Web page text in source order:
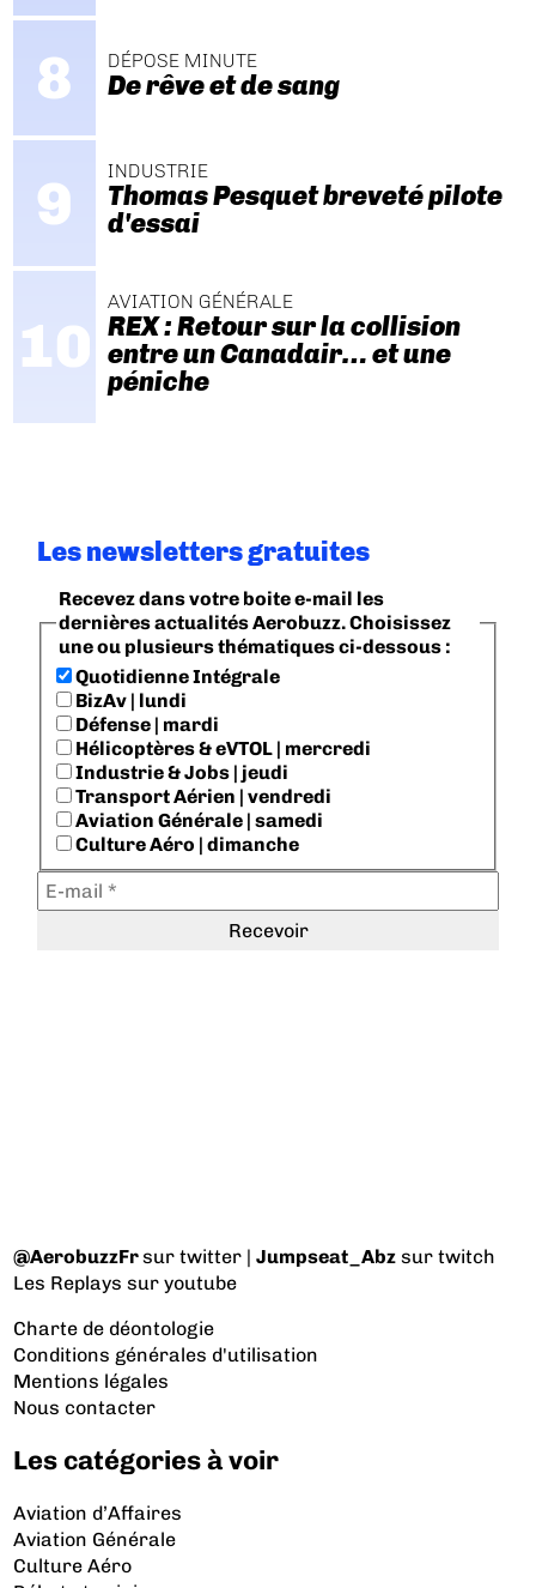
DÉPOSE MINUTE
De rêve et de sang
INDUSTRIE
Thomas Pesquet breveté pilote
d'essai
AVIATION GÉNÉRALE
REX : Retour sur la collision
entre un Canadair… et une
péniche
Les newsletters gratuites
Recevez dans votre boite e-mail les
dernières actualités Aerobuzz. Choisissez
une ou plusieurs thématiques ci-dessous :
Quotidienne Intégrale
BizAv | lundi
Défense | mardi
Hélicoptères & eVTOL | mercredi
Industrie & Jobs | jeudi
Transport Aérien | vendredi
Aviation Générale | samedi
Culture Aéro | dimanche
@AerobuzzFrsur twitter |Jumpseat_Abz sur twitch
Les Replays sur youtube
Charte de déontologie
Conditions générales d'utilisation
Mentions légales
Nous contacter
Les catégories à voir
Aviation d’Affaires
Aviation Générale
Culture Aéro